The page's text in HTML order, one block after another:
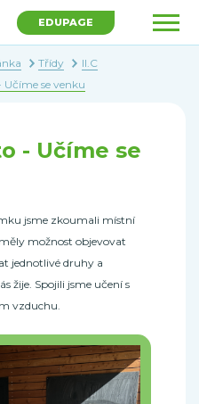
EDUPAGE
Třídy
II.C
se venku
- Učíme se
jsme zkoumali místní
možnost objevovat
jednotlivé druhy a
žije. Spojili jsme učení s
vzduchu.